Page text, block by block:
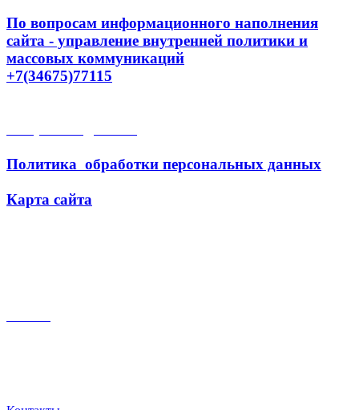
По вопросам информационного наполнения
сайта - управление внутренней политики и
массовых коммуникаций
+7(34675)77115
Политика обработки персональных данных
Карта сайта